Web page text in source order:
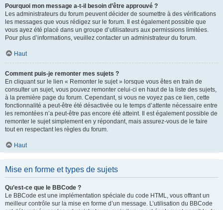
Pourquoi mon message a-t-il besoin d’être approuvé ?
Les administrateurs du forum peuvent décider de soumettre à des vérifications
les messages que vous rédigez sur le forum. Il est également possible que
vous ayez été placé dans un groupe d’utilisateurs aux permissions limitées.
Pour plus d’informations, veuillez contacter un administrateur du forum.
Haut
Comment puis-je remonter mes sujets ?
En cliquant sur le lien « Remonter le sujet » lorsque vous êtes en train de
consulter un sujet, vous pouvez remonter celui-ci en haut de la liste des sujets,
à la première page du forum. Cependant, si vous ne voyez pas ce lien, cette
fonctionnalité a peut-être été désactivée ou le temps d’attente nécessaire entre
les remontées n’a peut-être pas encore été atteint. Il est également possible de
remonter le sujet simplement en y répondant, mais assurez-vous de le faire
tout en respectant les règles du forum.
Haut
Mise en forme et types de sujets
Qu’est-ce que le BBCode ?
Le BBCode est une implémentation spéciale du code HTML, vous offrant un
meilleur contrôle sur la mise en forme d’un message. L’utilisation du BBCode